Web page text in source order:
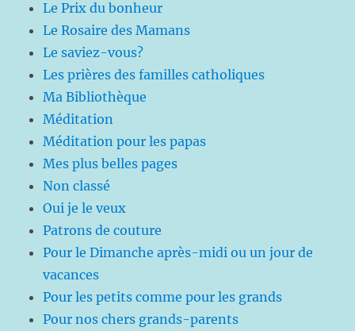
Le Prix du bonheur
Le Rosaire des Mamans
Le saviez-vous?
Les prières des familles catholiques
Ma Bibliothèque
Méditation
Méditation pour les papas
Mes plus belles pages
Non classé
Oui je le veux
Patrons de couture
Pour le Dimanche après-midi ou un jour de
vacances
Pour les petits comme pour les grands
Pour nos chers grands-parents